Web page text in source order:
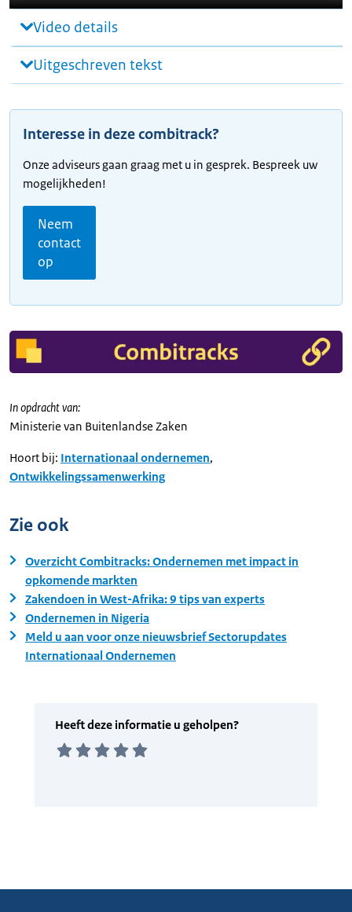
Video details
Uitgeschreven tekst
Interesse in deze combitrack?
Onze adviseurs gaan graag met u in gesprek. Bespreek uw
mogelijkheden!
Neem
contact
op
In opdracht van:
Ministerie van Buitenlandse Zaken
Hoort bij: Internationaal ondernemen,
Ontwikkelingssamenwerking
Zie ook
Overzicht Combitracks: Ondernemen met impact in
opkomende markten
Zakendoen in West-Afrika: 9 tips van experts
Ondernemen in Nigeria
Meld u aan voor onze nieuwsbrief Sectorupdates
Internationaal Ondernemen